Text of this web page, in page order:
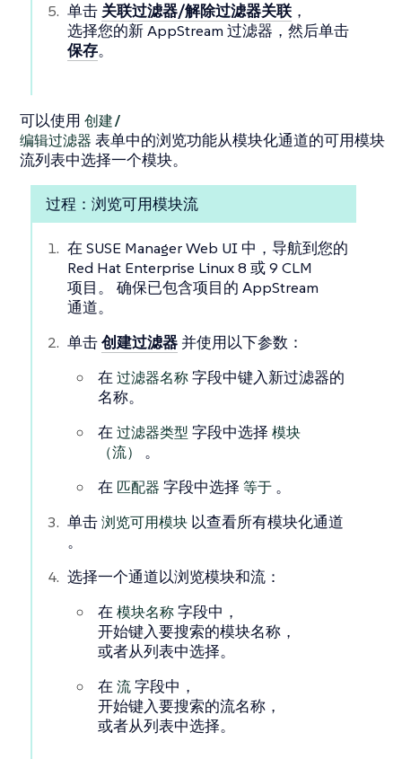
单击关联过滤器/解除过滤器关联，
选择您的新 AppStream 过滤器，然后单击
保存。
可以使用 创建/
编辑过滤器 表单中的浏览功能从模块化通道的可用模块
流列表中选择一个模块。
过程：浏览可用模块流
在 SUSE Manager Web UI 中，导航到您的
Red Hat Enterprise Linux 8 或 9 CLM
项目。 确保已包含项目的 AppStream
通道。
单击创建过滤器 并使用以下参数：
在 过滤器名称字段中键入新过滤器的
名称。
在 过滤器类型 字段中选择 模块
（流）
。
在 匹配器 字段中选择 等于 。
单击浏览可用模块 以查看所有模块化通道
。
选择一个通道以浏览模块和流：
在 模块名称字段中，
开始键入要搜索的模块名称，
或者从列表中选择。
在 流字段中，
开始键入要搜索的流名称，
或者从列表中选择。